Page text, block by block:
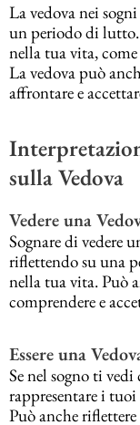
La vedova nei
un periodo di lutto.
nella tua vita,
La vedova può
affrontare e
sulla Vedova
Vedere una
Sognare di vedere
riflettendo su una
nella tua vita. Può
comprendere e
Essere una
Se nel sogno ti
rappresentare i
Può anche riflettere